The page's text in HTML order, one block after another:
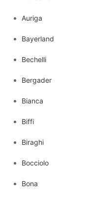
Auriga
Bayerland
Bechelli
Bergader
Bianca
Biffi
Biraghi
Bocciolo
Bona